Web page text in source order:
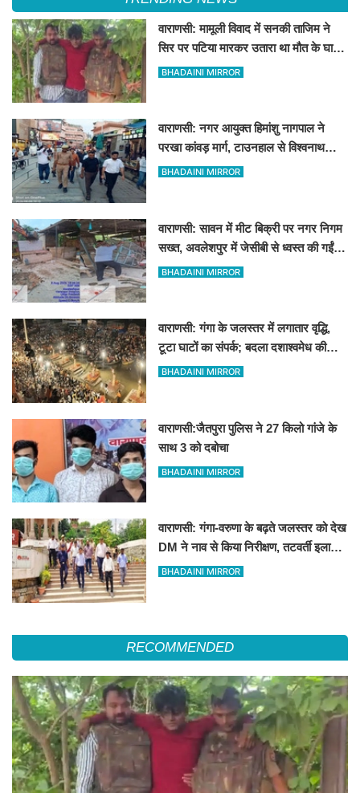
वाराणसी: मामूली विवाद में सनकी ताजिम ने
सिर पर पटिया मारकर उतारा था मौत के घाट,
पत्नी रहती है मायके, जानें पूरा घटनाक्रम
BHADAINI MIRROR
वाराणसी: नगर आयुक्त हिमांशु नागपाल ने
परखा कांवड़ मार्ग, टाउनहाल से विश्वनाथ
मंदिर तक किया पैदल और गोल्फ कार्ट से
BHADAINI MIRROR
वाराणसी: सावन में मीट बिक्री पर नगर निगम
सख्त, अवलेशपुर में जेसीबी से ध्वस्त की गईं
12 दुकानें
BHADAINI MIRROR
वाराणसी: गंगा के जलस्तर में लगातार वृद्धि,
टूटा घाटों का संपर्क; बदला दशाश्वमेध की
विश्वप्रसिद्ध महाआरती का स्थान
BHADAINI MIRROR
वाराणसी:जैतपुरा पुलिस ने 27 किलो गांजे के
साथ 3 को दबोचा
BHADAINI MIRROR
वाराणसी: गंगा-वरुणा के बढ़ते जलस्तर को देख
DM ने नाव से किया निरीक्षण, तटवर्ती इलाकों
के लिए अलर्ट जारी
BHADAINI MIRROR
RECOMMENDED